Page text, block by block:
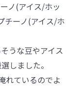
ノ(アイス/ホッ
チーノ(アイス/ホ
うな豆やアイス
しました。
れているのでよ